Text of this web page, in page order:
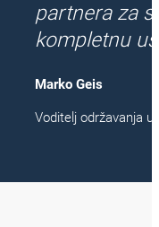
partnera za
kompletnu
Marko Geis
Voditelj održavanja u